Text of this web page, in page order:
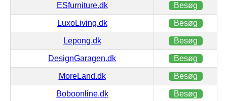
ESfurniture.dk Besøg
LuxoLiving.dk Besøg
Lepong.dk Besøg
DesignGaragen.dk Besøg
MoreLand.dk Besøg
Boboonline.dk Besøg